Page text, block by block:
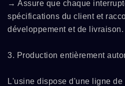
→ Assure que chaque
spécifications du client et
développement et de livraison.
3. Production entièrement
L'usine dispose d'une ligne